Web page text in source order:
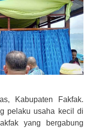
Kabupaten Fakfak.
pelaku usaha kecil di
yang bergabung